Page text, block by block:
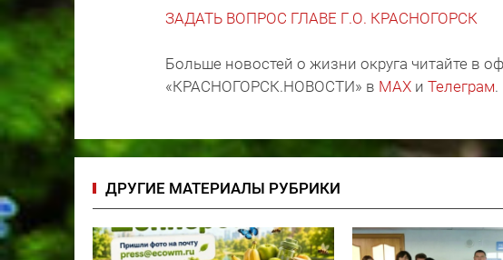
ЗАДАТЬ ВОПРОС ГЛАВЕ Г.О. КРАСНОГОРСК
Больше новостей о жизни округа читайте в
«КРАСНОГОРСК.НОВОСТИ» в MAX и Телеграм.
ДРУГИЕ МАТЕРИАЛЫ РУБРИКИ